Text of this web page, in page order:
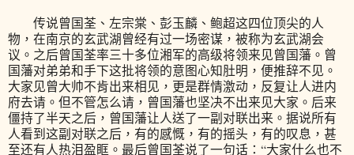
传说曾国荃、左宗棠、彭玉麟、鲍超这四位顶尖的人
物，在南京的玄武湖曾经有过一场密谋，被称为玄武湖会
议。之后曾国荃率三十多位湘军的高级将领来见曾国藩。曾
国藩对弟弟和手下这批将领的意图心知肚明，便推辞不见。
大家见曾大帅不肯出来相见，更是群情激动，反复让人进内
府去请。但不管怎么请，曾国藩也坚决不出来见大家。后来
僵持了半天之后，曾国藩让人送了一副对联出来。据说所有
人看到这副对联之后，有的感慨，有的摇头，有的叹息，甚
至还有人热泪盈眶。最后曾国荃说了一句话：“大家什么也不